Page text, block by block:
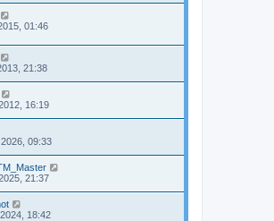
01:46
21:38
16:19
09:33
21:37
18:42